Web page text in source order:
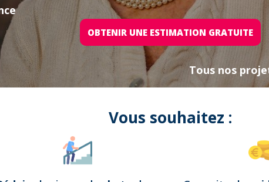
OBTENIR UNE ESTIMATION GRATUITE
Tous nos
Vous souhaitez :